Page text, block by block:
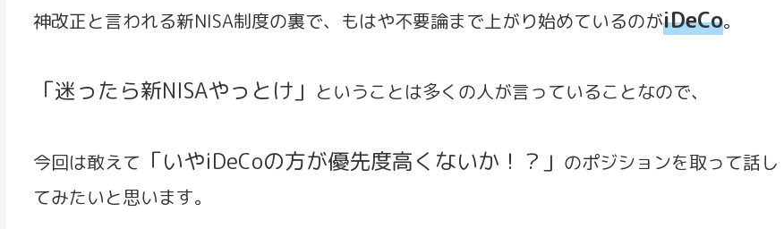
神改正と言われる新NISA制度の裏で、もはや不要論まで上がり始めているのがiDeCo。
「迷ったら新NISAやっとけ」 ということは多くの人が言っていることなので、
今回は敢えて 「いやiDeCoの方が優先度高くないか！？」 のポジションを取って話し
てみたいと思います。